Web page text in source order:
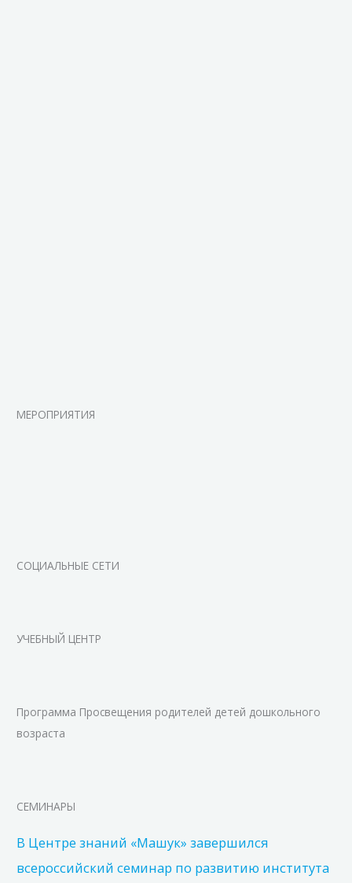
МЕРОПРИЯТИЯ
СОЦИАЛЬНЫЕ СЕТИ
УЧЕБНЫЙ ЦЕНТР
Программа Просвещения родителей детей дошкольного
возраста
СЕМИНАРЫ
В Центре знаний «Машук» завершился
всероссийский семинар по развитию института